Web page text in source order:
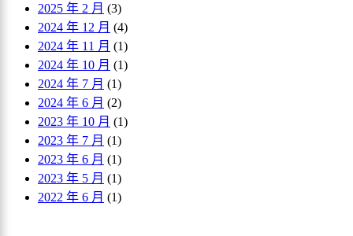
2025 年 2 月 (3)
2024 年 12 月 (4)
2024 年 11 月 (1)
2024 年 10 月 (1)
2024 年 7 月 (1)
2024 年 6 月 (2)
2023 年 10 月 (1)
2023 年 7 月 (1)
2023 年 6 月 (1)
2023 年 5 月 (1)
2022 年 6 月 (1)